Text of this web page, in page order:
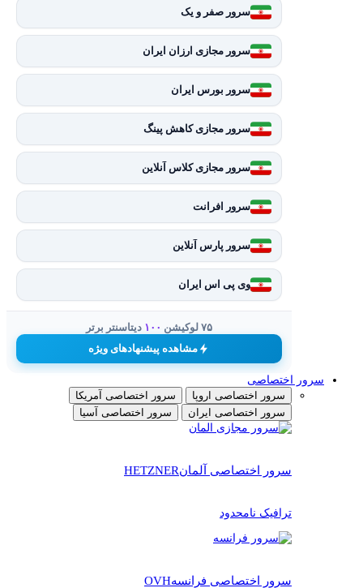
سرور صفر و یک
سرور مجازی ارزان ایران
سرور بورس ایران
سرور مجازی کاهش پینگ
سرور مجازی کلاس آنلاین
سرور افرانت
سرور پارس آنلاین
وی پی اس ایران
۷۵ لوکیشن ۱۰۰ دیتاسنتر برتر
مشاهده پیشنهادهای ویژه
سرور اختصاصی
سرور اختصاصی اروپا
سرور اختصاصی آمریکا
سرور اختصاصی ایران
سرور اختصاصی آسیا
سرور اختصاصی آلمانHETZNER
ترافیک نامحدود
سرور اختصاصی فرانسهOVH